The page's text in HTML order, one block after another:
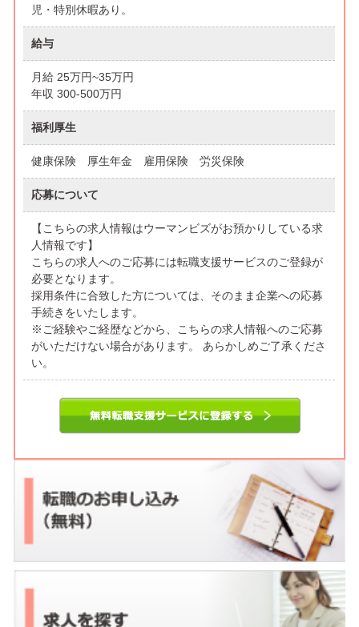
児・特別休暇あり。
給与
月給 25万円~35万円
年収 300-500万円
福利厚生
健康保険 厚生年金 雇用保険 労災保険
応募について
【こちらの求人情報はウーマンビズがお預かりしている求
人情報です】
こちらの求人へのご応募には転職支援サービスのご登録が
必要となります。
採用条件に合致した方については、そのまま企業への応募
手続きをいたします。
※ご経験やご経歴などから、こちらの求人情報へのご応募
がいただけない場合があります。 あらかしめご了承くださ
い。